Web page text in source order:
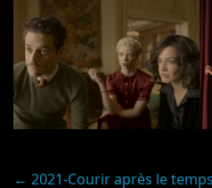
← 2021-Courir après le